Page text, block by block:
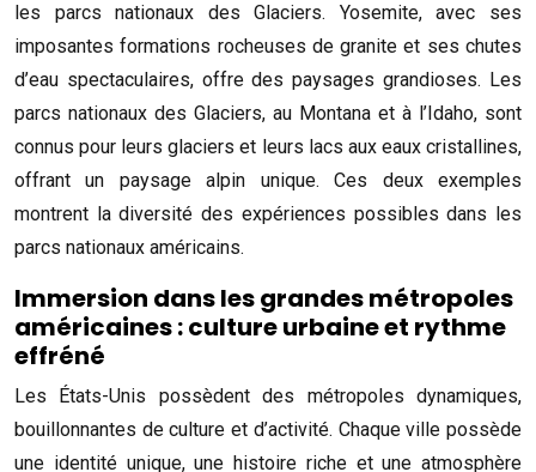
les parcs nationaux des Glaciers. Yosemite, avec ses
imposantes formations rocheuses de granite et ses chutes
d’eau spectaculaires, offre des paysages grandioses. Les
parcs nationaux des Glaciers, au Montana et à l’Idaho, sont
connus pour leurs glaciers et leurs lacs aux eaux cristallines,
offrant un paysage alpin unique. Ces deux exemples
montrent la diversité des expériences possibles dans les
parcs nationaux américains.
Immersion dans les grandes métropoles
américaines : culture urbaine et rythme
effréné
Les États-Unis possèdent des métropoles dynamiques,
bouillonnantes de culture et d’activité. Chaque ville possède
une identité unique, une histoire riche et une atmosphère